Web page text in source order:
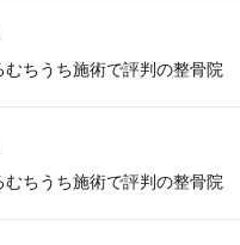
むちうち施術で評判の整骨院
むちうち施術で評判の整骨院